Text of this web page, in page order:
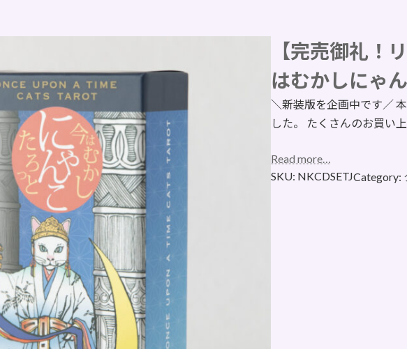
【完売御礼！
はむかしにゃ
＼新装版を企画中です／
した。 たくさんのお買い
Read more…
SKU: NKCDSETJCategory: